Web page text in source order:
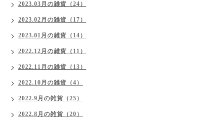
2023.03月の雑貨（24）
2023.02月の雑貨（17）
2023.01月の雑貨（14）
2022.12月の雑貨（11）
2022.11月の雑貨（13）
2022.10月の雑貨（4）
2022.9月の雑貨（25）
2022.8月の雑貨（20）